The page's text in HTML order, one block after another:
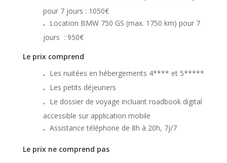
pour 7 jours : 1050€
Location BMW 750 GS (max. 1750 km) pour 7
jours : 950€
Le prix comprend
Les nuitées en hébergements 4**** et 5*****
Les petits déjeuners
Le dossier de voyage incluant roadbook digital
accessible sur application mobile
Assistance téléphone de 8h à 20h, 7j/7
Le prix ne comprend pas